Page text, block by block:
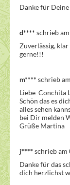
Danke für
d**** schrieb
Zuverlässig,
gerne!!!
m**** schrieb
Liebe  Conchita
Schön das es
alles sehen
bei Dir melden
Grüße Martina
j**** schrieb am
Danke für das
dich herzlichst